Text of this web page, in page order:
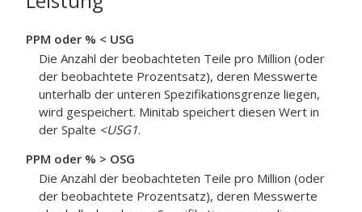
PPM oder % < USG
Die Anzahl der beobachteten Teile pro Million (oder
der beobachtete Prozentsatz), deren Messwerte
unterhalb der unteren Spezifikationsgrenze liegen,
wird gespeichert. Minitab speichert diesen Wert in
der Spalte <USG1.
PPM oder % > OSG
Die Anzahl der beobachteten Teile pro Million (oder
der beobachtete Prozentsatz), deren Messwerte